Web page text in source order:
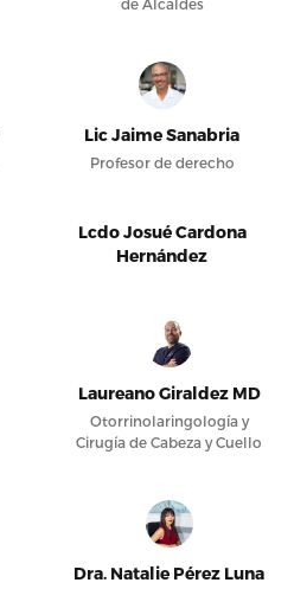
Lic Jaime Sanabria
Profesor de derecho
Lcdo Josué Cardona
Hernández
Laureano Giraldez MD
Otorrinolaringología y
Cirugía de Cabeza y Cuello
Dra. Natalie Pérez Luna